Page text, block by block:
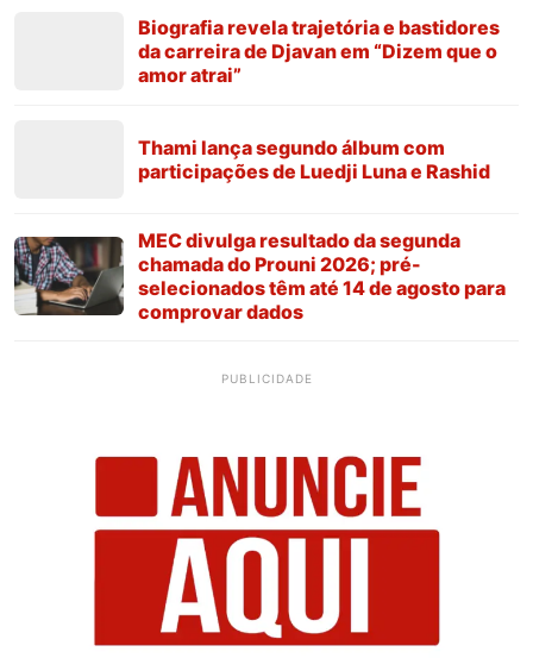
Biografia revela trajetória e bastidores
da carreira de Djavan em “Dizem que o
amor atrai”
Thami lança segundo álbum com
participações de Luedji Luna e Rashid
MEC divulga resultado da segunda
chamada do Prouni 2026; pré-
selecionados têm até 14 de agosto para
comprovar dados
PUBLICIDADE